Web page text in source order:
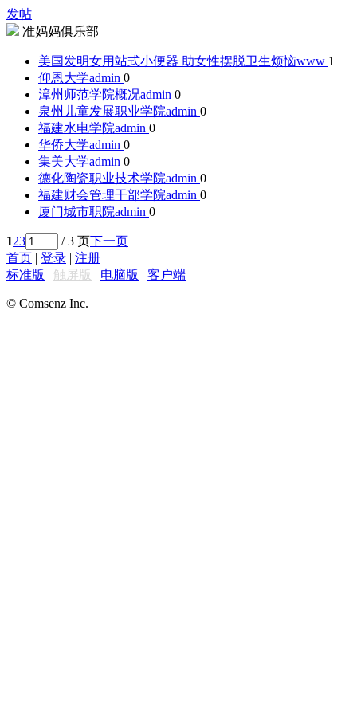
发帖
准妈妈俱乐部
美国发明女用站式小便器 助女性摆脱卫生烦恼www 1
仰恩大学admin 0
漳州师范学院概况admin 0
泉州儿童发展职业学院admin 0
福建水电学院admin 0
华侨大学admin 0
集美大学admin 0
德化陶瓷职业技术学院admin 0
福建财会管理干部学院admin 0
厦门城市职院admin 0
123 / 3 页下一页
首页 | 登录 | 注册
标准版 | 触屏版 | 电脑版 | 客户端
© Comsenz Inc.